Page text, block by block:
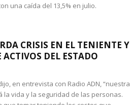
una caída del 13,5% en julio.
CRISIS EN EL TENIENTE Y
DEL ESTADO
en entrevista con Radio ADN, “nuestra
vida y la seguridad de las personas.